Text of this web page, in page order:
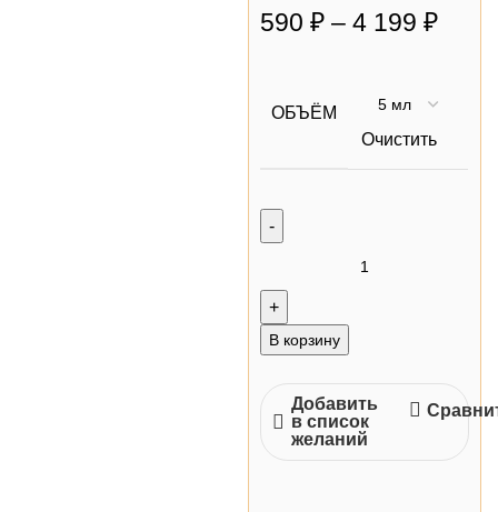
590₽ –4 199₽
ОБЪЁМ
Очистить
В корзину
Добавить
в список
желаний